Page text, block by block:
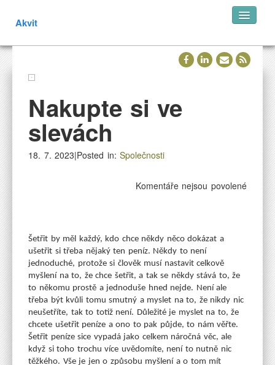
Akvit
Nakupte si ve
slevách
18. 7. 2023|Posted in:Společnosti
Komentáře nejsou povolenéu
Šetřit by měl každý, kdo chce někdy něco dokázat a
ušetřit si třeba nějaký ten peníz. Někdy to není
jednoduché, protože si člověk musí nastavit celkově
myšlení na to, že chce šetřit, a tak se někdy stává to, že
to někomu prostě a jednoduše hned nejde. Není ale
třeba být kvůli tomu smutný a myslet na to, že nikdy nic
neušetříte, tak to totiž není. Důležité je myslet na to, že
chcete ušetřit peníze a ono to pak půjde, to nám věřte.
Šetřit peníze sice vypadá jako celkem náročná věc, ale
když si toho trochu více uvědomíte, není to nutně nic
těžkého. Vše je jen o způsobu myšlení a o tom mít